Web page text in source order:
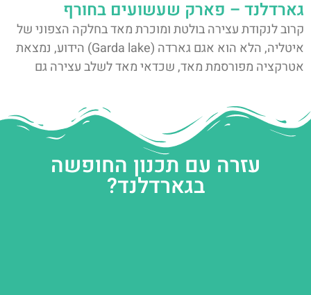
גארדלנד – פארק שעשועים בחורף
קרוב לנקודת עצירה בולטת ומוכרת מאד בחלקה הצפוני של
איטליה, הלא הוא אגם גארדה (Garda lake) הידוע, נמצאת
אטרקציה מפורסמת מאד, שכדאי מאד לשלב עצירה גם
עזרה עם תכנון החופשה
בגארדלנד?